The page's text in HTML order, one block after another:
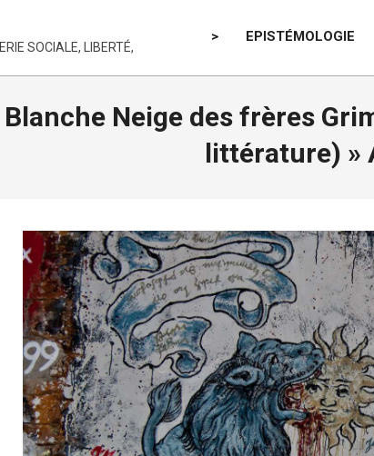
SOCIALE, LIBERTÉ,
> EPISTÉMOLOGIE
Blanche Neige des frères
littérature) »